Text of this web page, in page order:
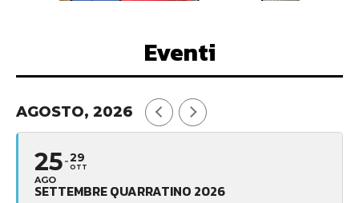
Eventi
AGOSTO, 2026
25
AGO
29
OTT
SETTEMBRE QUARRATINO 2026